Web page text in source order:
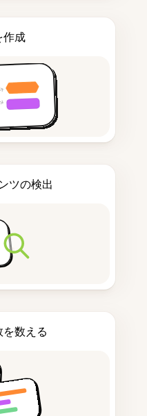
作成
ツの検出
数える